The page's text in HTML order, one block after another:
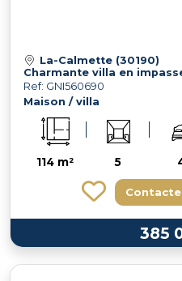
La-Calmette (30190)
Charmante villa en
Ref: GNI560690
Maison / villa
114 m² 5
385